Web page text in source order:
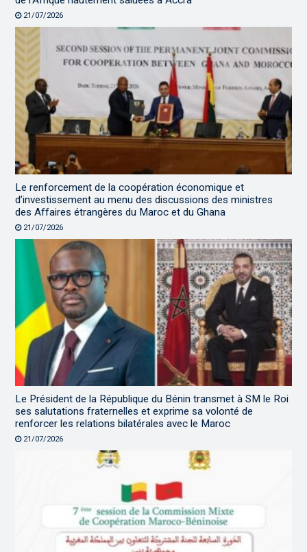
21/07/2026
Le renforcement de la coopération économique et
d’investissement au menu des discussions des ministres
des Affaires étrangères du Maroc et du Ghana
21/07/2026
Le Président de la République du Bénin transmet à SM le Roi
ses salutations fraternelles et exprime sa volonté de
renforcer les relations bilatérales avec le Maroc
21/07/2026